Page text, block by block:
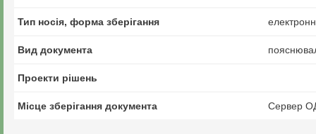
Тип носія, форма зберігання
Вид документа
Проекти рішень
Місце зберігання документа Сервер